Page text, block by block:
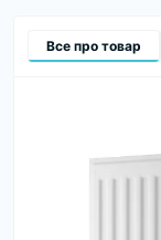
Все про товар